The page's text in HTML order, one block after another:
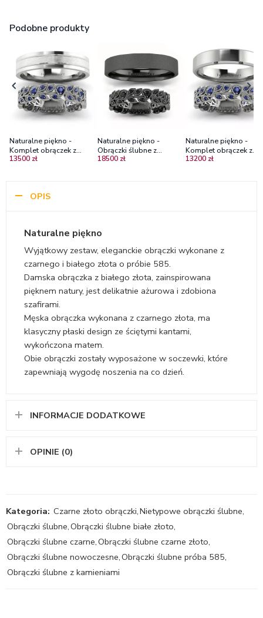
Podobne produkty
Naturalne piękno -
Komplet obrączek z
białego złota z szafirami
13500 zł
Naturalne piękno -
Obrączki ślubne z
czarnego złota z czarnymi
18500 zł
Naturalne piękno -
Komplet obrączek z
białego złota z
13200 zł
OPIS
Naturalne piękno
Wyjątkowy zestaw, eleganckie obrączki wykonane z
czarnego i białego złota o próbie 585.
Damska obrączka z białego złota, zainspirowana
pięknem natury, jest delikatnie ażurowa i zdobiona
szafirami.
Męska obrączka wykonana z czarnego złota, ma
klasyczny płaski design ze ściętymi kantami,
wykończona matem.
Obie obrączki zostały wyposażone w soczewki, które
zapewniają wygodę noszenia na co dzień.
INFORMACJE DODATKOWE
OPINIE (0)
Kategoria: Czarne złoto obrączki,Nietypowe obrączki ślubne,
Obrączki ślubne,Obrączki ślubne białe złoto,
Obrączki ślubne czarne,Obrączki ślubne czarne złoto,
Obrączki ślubne nowoczesne,Obrączki ślubne próba 585,
Obrączki ślubne z kamieniami